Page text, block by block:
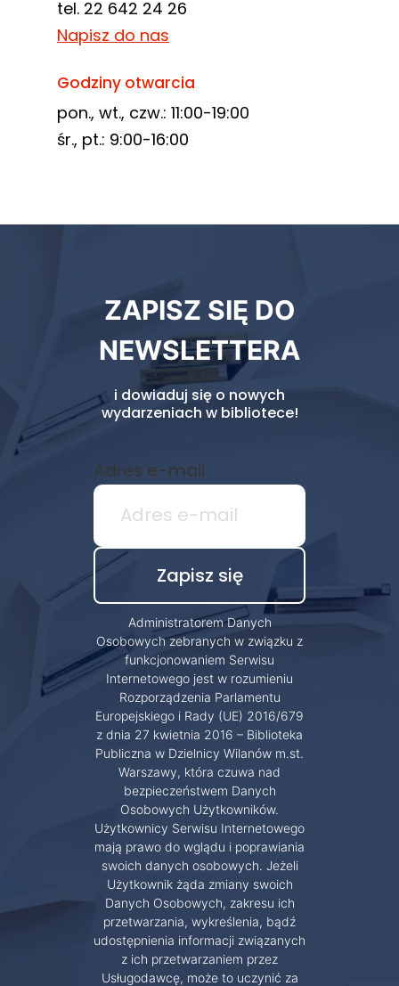
tel. 22 642 24 26
Napisz do nas
Godziny otwarcia
pon., wt., czw.: 11:00-19:00
śr., pt.: 9:00-16:00
biblioteki
ZAPISZ SIĘ DO
NEWSLETTERA
i dowiaduj się o nowych
wydarzeniach w bibliotece!
Adres e-mail
Administratorem Danych
Osobowych zebranych w związku z
funkcjonowaniem Serwisu
Internetowego jest w rozumieniu
Rozporządzenia Parlamentu
Europejskiego i Rady (UE) 2016/679
z dnia 27 kwietnia 2016 – Biblioteka
Publiczna w Dzielnicy Wilanów m.st.
Warszawy, która czuwa nad
bezpieczeństwem Danych
Osobowych Użytkowników.
Użytkownicy Serwisu Internetowego
mają prawo do wglądu i poprawiania
swoich danych osobowych. Jeżeli
Użytkownik żąda zmiany swoich
Danych Osobowych, zakresu ich
przetwarzania, wykreślenia, bądź
udostępnienia informacji związanych
z ich przetwarzaniem przez
Usługodawcę, może to uczynić za